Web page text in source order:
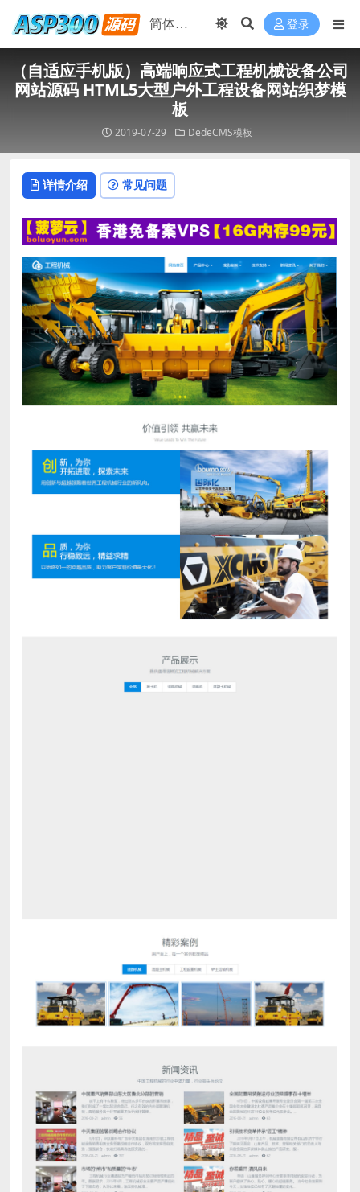
登录
（自适应手机版）高端响应式工程机械设备公司
网站源码 HTML5大型户外工程设备网站织梦模
板
2019-07-29 DedeCMS模板
详情介绍 常见问题